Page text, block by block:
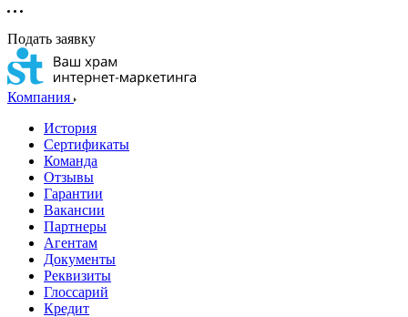
Подать заявку
Компания
История
Сертификаты
Команда
Отзывы
Гарантии
Вакансии
Партнеры
Агентам
Документы
Реквизиты
Глоссарий
Кредит